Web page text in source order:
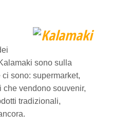
sono sulla
sono: supermarket,
che vendono souvenir,
tradizionali,